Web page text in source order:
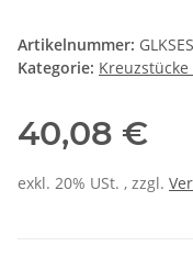
Artikelnummer:
Kategorie: Kreuzstücke
40,08 €
exkl. 20% USt. , zzgl.